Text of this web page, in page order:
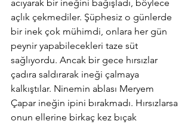
acıyarak bir ineğini bağışladı, böylece
açlık çekmediler. Şüphesiz o günlerde
bir inek çok mühimdi, onlara her gün
peynir yapabilecekleri taze süt
sağlıyordu. Ancak bir gece hırsızlar
çadıra saldırarak ineği çalmaya
kalkıştılar. Ninemin ablası Meryem
Çapar ineğin ipini bırakmadı. Hırsızlarsa
onun ellerine birkaç kez bıçak